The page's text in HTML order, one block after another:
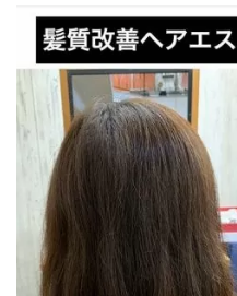
カラーリング中にも栄養を